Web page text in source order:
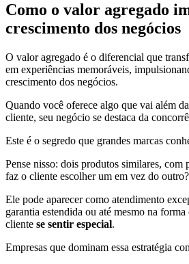
Como o valor agregado
crescimento dos negócios
O valor agregado é o diferencial que
em experiências memoráveis,
crescimento dos negócios.
Quando você oferece algo que vai além
cliente, seu negócio se destaca da
Este é o segredo que grandes marcas
Pense nisso: dois produtos similares, com
faz o cliente escolher um em vez do
Ele pode aparecer como atendimento
garantia estendida ou até mesmo na
cliente se sentir especial.
Empresas que dominam essa estratégia